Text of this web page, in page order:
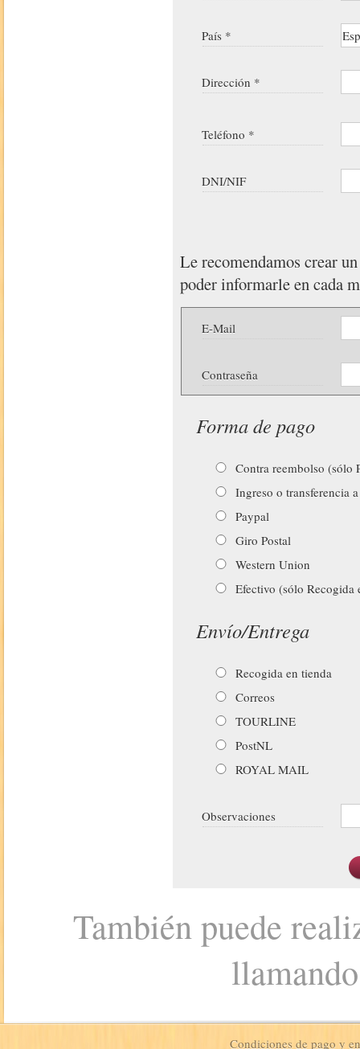
País *
Dirección *
Teléfono *
DNI/NIF
Le recomendamos crear
poder informarle en cada
E-Mail
Contraseña
Forma de pago
Contra reembolso (sólo
Ingreso o transferencia
Paypal
Giro Postal
Western Union
Efectivo (sólo Recogida
Envío/Entrega
Recogida en tienda
Correos
TOURLINE
PostNL
ROYAL MAIL
Observaciones
También puede
Condiciones de pago y